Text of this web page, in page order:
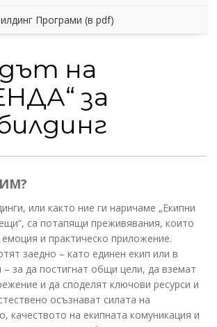
Програми (в pdf)
на
за
или както ние ги наричаме „Екипни
са потапящи преживявания, които
и практическо приложение.
заедно – като единен екип или в
– за да постигнат общи цели, да вземат
и да споделят ключови ресурси и
осъзнават силата на
качеството на екипната комуникация и